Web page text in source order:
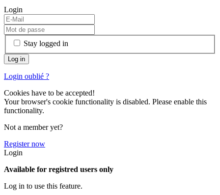
Login
Stay logged in
Login oublié ?
Cookies have to be accepted!
Your browser's cookie functionality is disabled. Please enable this
functionality.
Not a member yet?
Register now
Login
Available for registred users only
Log in to use this feature.